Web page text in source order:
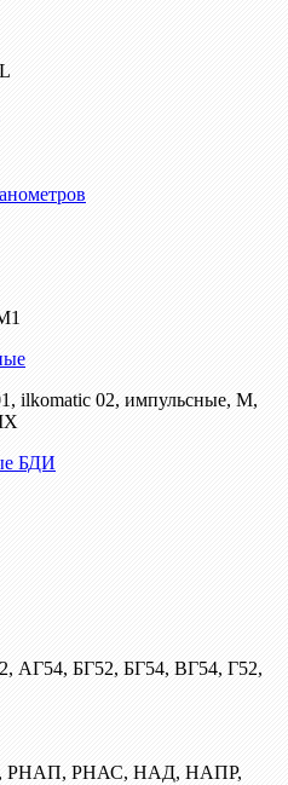
ilkomatic 02, импульсные, М,
БДИ
БГ52, БГ54, ВГ54, Г52,
РНАС, НАД, НАПР,